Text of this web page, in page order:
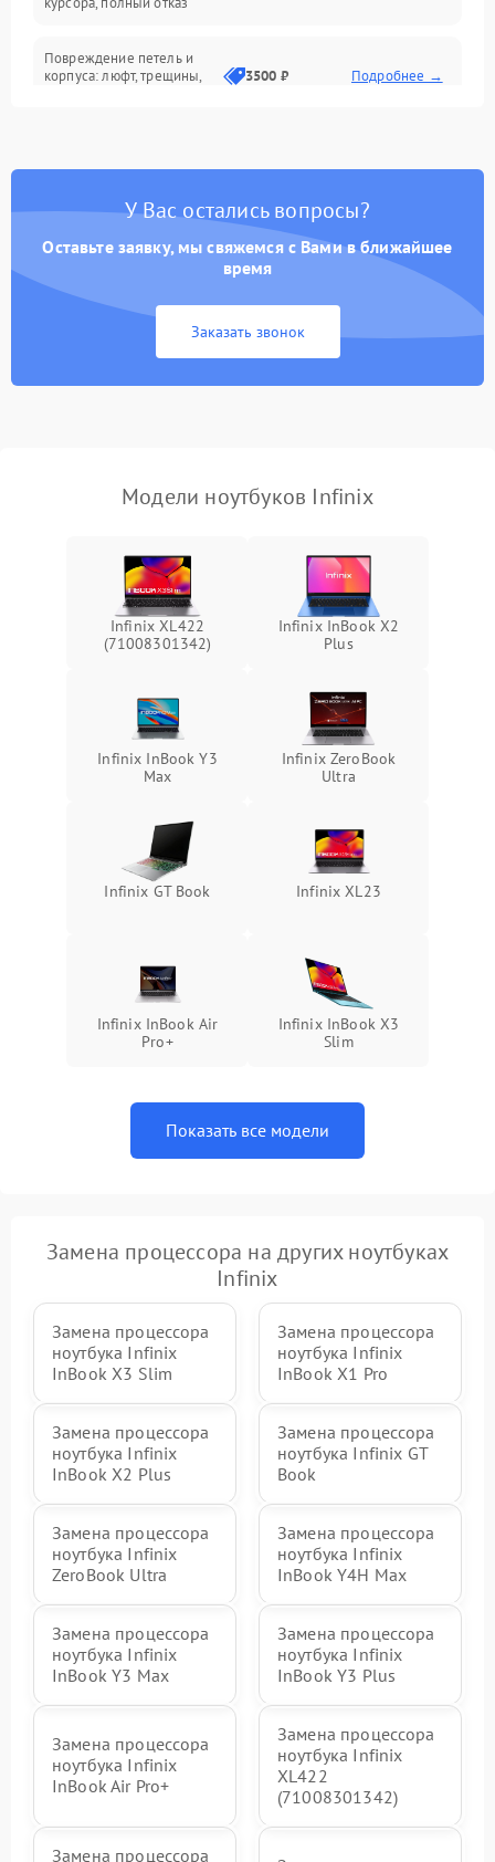
Повреждение петель и
корпуса: люфт, трещины,
3500 ₽ Подробнее →
быстрая разрядка,
2500 ₽ Подробнее →
Неисправность зарядного
питания
2000 ₽ Подробнее →
неисправности кулера
пропадание диска
оперативной памяти:
вылеты приложений,
синие экраны
Подробнее →
Проблемы Wi‑Fi или
У Вас остались вопросы?
Оставьте заявку, мы свяжемся с Вами в ближайшее
время
Заказать звонок
Модели ноутбуков Infinix
Infinix XL422
(71008301342)
Infinix InBook X2
Plus
Infinix InBook Y3
Max
Infinix ZeroBook
Ultra
Infinix GT Book Infinix XL23
Infinix InBook Air
Pro+
Infinix InBook X3
Slim
Показать все модели
Замена процессора на других ноутбуках
Infinix
Замена процессора
ноутбука Infinix
InBook X3 Slim
Замена процессора
ноутбука Infinix
InBook X1 Pro
Замена процессора
ноутбука Infinix
InBook X2 Plus
Замена процессора
ноутбука Infinix GT
Book
Замена процессора
ноутбука Infinix
ZeroBook Ultra
Замена процессора
ноутбука Infinix
InBook Y4H Max
Замена процессора
ноутбука Infinix
InBook Y3 Max
Замена процессора
ноутбука Infinix
InBook Y3 Plus
Замена процессора
ноутбука Infinix
InBook Air Pro+
Замена процессора
ноутбука Infinix
XL422
(71008301342)
Замена процессора